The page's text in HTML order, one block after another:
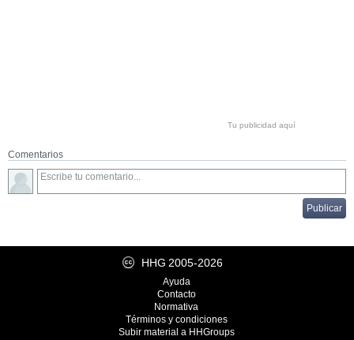
Tu publicidad aquí
Comentarios
HHG 2005-2026
Ayuda
Contacto
Normativa
Términos y condiciones
Subir material a HHGroups